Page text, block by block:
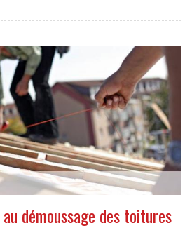
démoussage des toitures